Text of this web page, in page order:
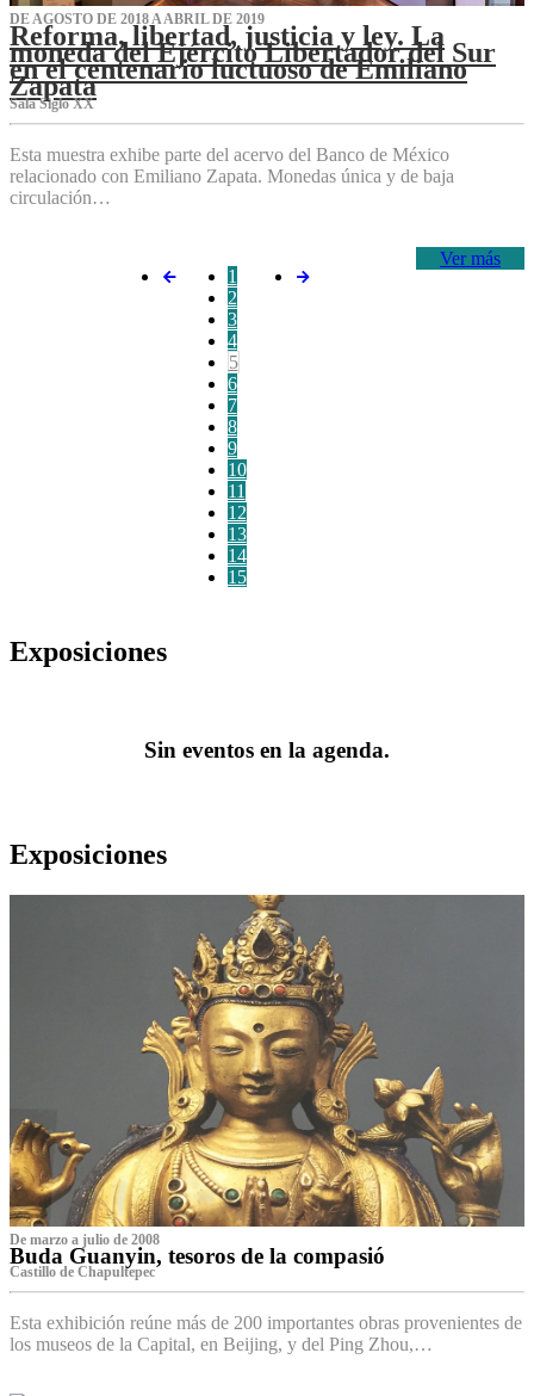
DE AGOSTO DE 2018 A ABRIL DE 2019
Reforma, libertad, justicia y ley. La
moneda del Ejército Libertador del Sur
en el centenario luctuoso de Emiliano
Zapata
Sala Siglo XX
Esta muestra exhibe parte del acervo del Banco de México
relacionado con Emiliano Zapata. Monedas única y de baja
circulación…
Ver más
1
2
3
4
5
6
7
8
9
10
11
12
13
14
15
Exposiciones
Sin eventos en la agenda.
Exposiciones
De marzo a julio de 2008
Buda Guanyin, tesoros de la compasió
Castillo de Chapultepec
Esta exhibición reúne más de 200 importantes obras provenientes de
los museos de la Capital, en Beijing, y del Ping Zhou,…